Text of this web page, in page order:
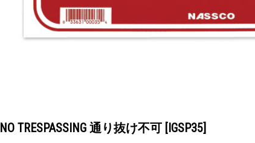
NO TRESPASSING 通り抜け不可 [IGSP35]